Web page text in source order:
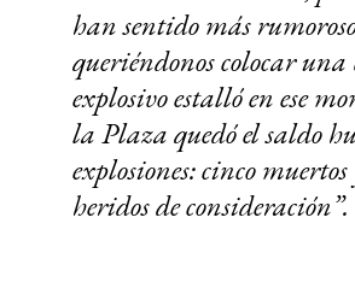
han sentido más
queriéndonos colocar una
explosivo estalló en ese
la Plaza quedó el saldo
explosiones: cinco
heridos de consideración”.